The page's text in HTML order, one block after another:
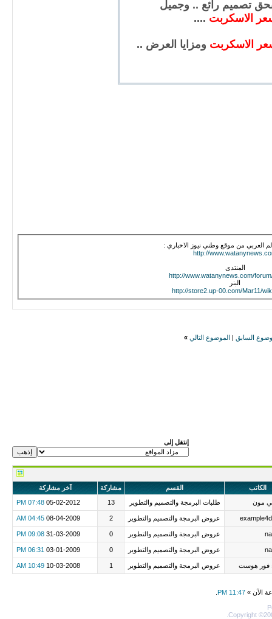
تصميم رائع .. وجميل
الاسكربت ....
الاسكربت ومزايا العرض ..
العربي من موقع وطني نيوز الاخباري :
http://
المنتدى
http://www.watanynews.com/
البنر
http://store2.up-00.com/Mar11/
السابق الموضوع التالي »
إنتقل إلى
الكاتب القسم مشاركة
آخر مشاركة
مون
طلبات البرمجة والتصميم والتطوير 13
05-02-2012
07:48 PM
عروض البرمجة والتصميم والتطوير 2
08-04-2009
04:45 AM
عروض البرمجة والتصميم والتطوير 0
31-03-2009
09:08 PM
عروض البرمجة والتصميم والتطوير 0
03-01-2009
06:31 PM
فور هوست عروض البرمجة والتصميم والتطوير 1
10-03-2008
10:49 AM
الآن » 11:47 PM
Copyright